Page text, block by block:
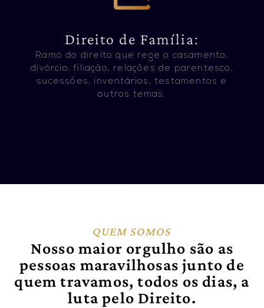
Direito de Família:
Ramo do direito que rege o casamento,
divórcio, filiação, relações de parentesco,
sucessões, inventários, testamentos e
outros temas.
QUEM SOMOS
Nosso maior orgulho são as
pessoas maravilhosas junto de
quem travamos, todos os dias, a
luta pelo Direito.